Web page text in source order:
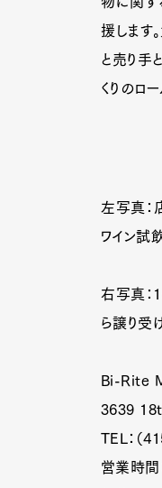
援します
と売り手
くりのロ
左写真：
ワイン試
右写真：
ら譲り受
Bi-Rite
3639
TEL：（
営業時間